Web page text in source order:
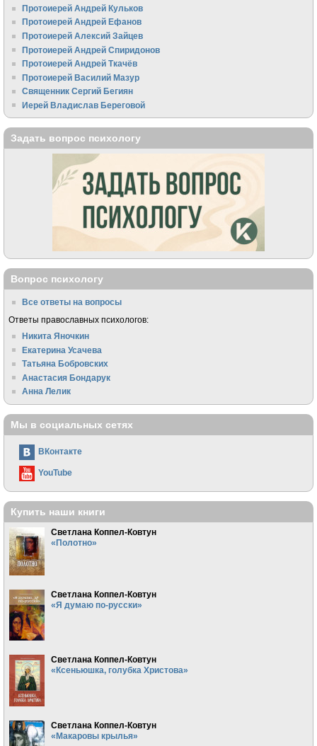
Протоиерей Андрей Кульков
Протоиерей Андрей Ефанов
Протоиерей Алексий Зайцев
Протоиерей Андрей Спиридонов
Протоиерей Андрей Ткачёв
Протоиерей Василий Мазур
Священник Сергий Бегиян
Иерей Владислав Береговой
Задать вопрос психологу
Вопрос психологу
Все ответы на вопросы
Ответы православных психологов:
Никита Яночкин
Екатерина Усачева
Татьяна Бобровских
Анастасия Бондарук
Анна Лелик
Мы в социальных сетях
ВКонтакте
YouTube
Купить наши книги
Светлана Коппел-Ковтун
«Полотно»
Светлана Коппел-Ковтун
«Я думаю по-русски»
Светлана Коппел-Ковтун
«Ксеньюшка, голубка Христова»
Светлана Коппел-Ковтун
«Макаровы крылья»